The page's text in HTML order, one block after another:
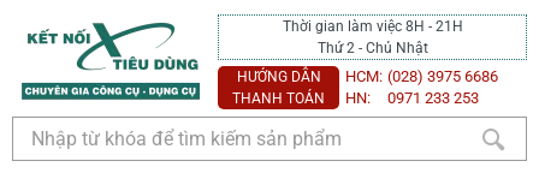
Thời gian làm việc 8H - 21H
Thứ 2 - Chủ Nhật
HƯỚNG DẪN
THANH TOÁN
HCM: (028) 3975 6686
HN:
0971 233 253